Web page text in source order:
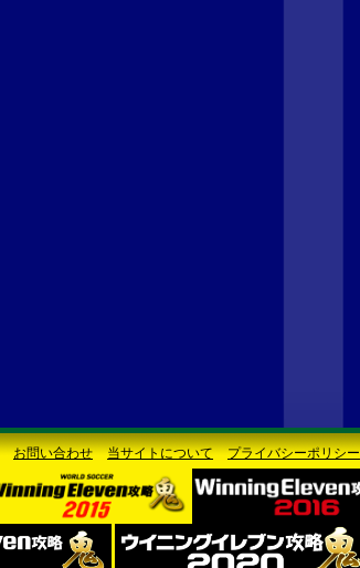
お問い合わせ 当サイトについて プライバシーポリシー